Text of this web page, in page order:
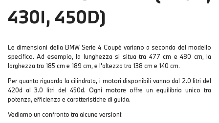
430I, 450D)
Le dimensioni della BMW Serie 4 Coupé variano a seconda del modello
specifico. Ad esempio, la lunghezza si situa tra 477 cm e 480 cm, la
larghezza tra 185 cm e 189 cm, e l'altezza tra 138 cm e 140 cm.
Per quanto riguarda la cilindrata, i motori disponibili vanno dal 2.0 litri del
420d al 3.0 litri del 450d. Ogni motore offre un equilibrio unico tra
potenza, efficienza e caratteristiche di guida.
Vediamo un confronto tra alcune versioni: